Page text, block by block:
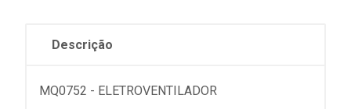
Descrição
MQ0752 - ELETROVENTILADOR